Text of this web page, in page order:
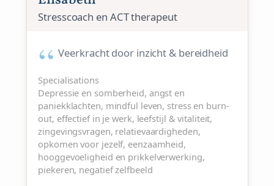
Stresscoach en ACT therapeut
Veerkracht door inzicht & bereidheid
Specialisations
Depressie en somberheid, angst en
paniekklachten, mindful leven, stress en burn-
out, effectief in je werk, leefstijl & vitaliteit,
zingevingsvragen, relatievaardigheden,
opkomen voor jezelf, eenzaamheid,
hooggevoeligheid en prikkelverwerking,
piekeren, negatief zelfbeeld